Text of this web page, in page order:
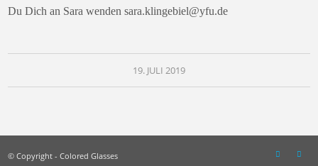
Du Dich an Sara wenden sara.klingebiel@yfu.de
19. JULI 2019
© Copyright - Colored Glasses